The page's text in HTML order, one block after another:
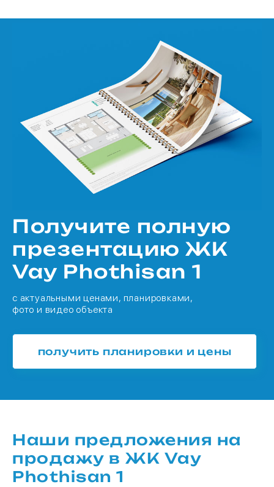
Получите полную
презентацию ЖК
Vay Phothisan 1
с актуальными ценами, планировками,
фото и видео объекта
получить планировки и цены
Наши предложения на
продажу в ЖК Vay
Phothisan 1